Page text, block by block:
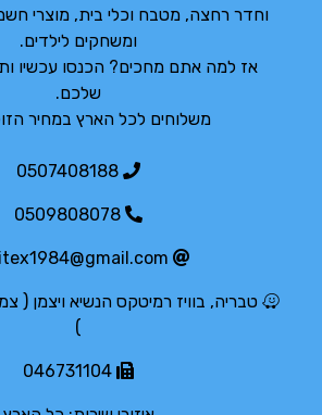
וחדר רחצה, מטבח וכלי בית, מוצרי
ומשחקים לילדים.
אז למה אתם מחכים? הכנסו עכשיו
שלכם.
משלוחים לכל הארץ במחיר
0507408188
0509808078
טבריה, בוויז רמיטקס הנשיא ויצמן (
046731104